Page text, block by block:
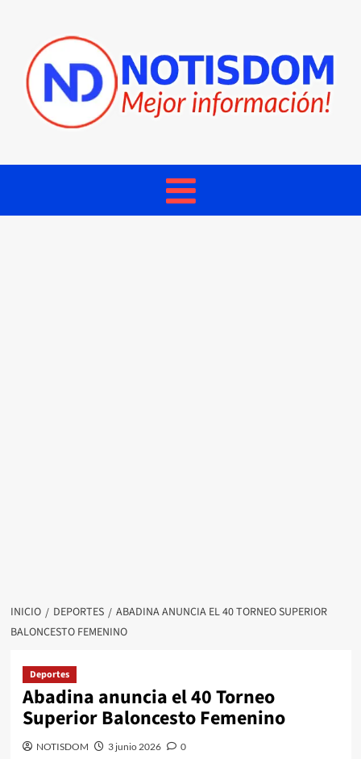
INICIO DEPORTES
ABADINA ANUNCIA EL 40 TORNEO SUPERIOR
BALONCESTO FEMENINO
Deportes
Abadina anuncia el 40 Torneo
Superior Baloncesto Femenino
NOTISDOM 3 junio 2026 0